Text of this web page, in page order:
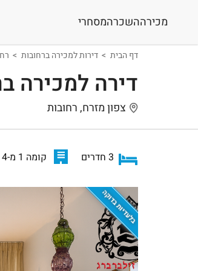
מכירההשכרהמסחרי
דף הבית דירות למכירה ברחובות
דירה למכירה
צפון מזרח, רחובות
3 חדרים קומה 1 מ-4
בלעדיות בדוקה